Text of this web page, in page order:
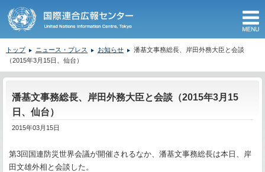
トップ ニュース・プレス お知らせ
潘基文事務総長、岸田外務大臣と会談
（2015年3月15日、仙台）
潘基文事務総長、岸田外務大臣と会談（2015年3月15
日、仙台）
2015年03月15日
第3回国連防災世界会議が開催されるなか、潘基文事務総長は本日、岸
田文雄外相と会談した。